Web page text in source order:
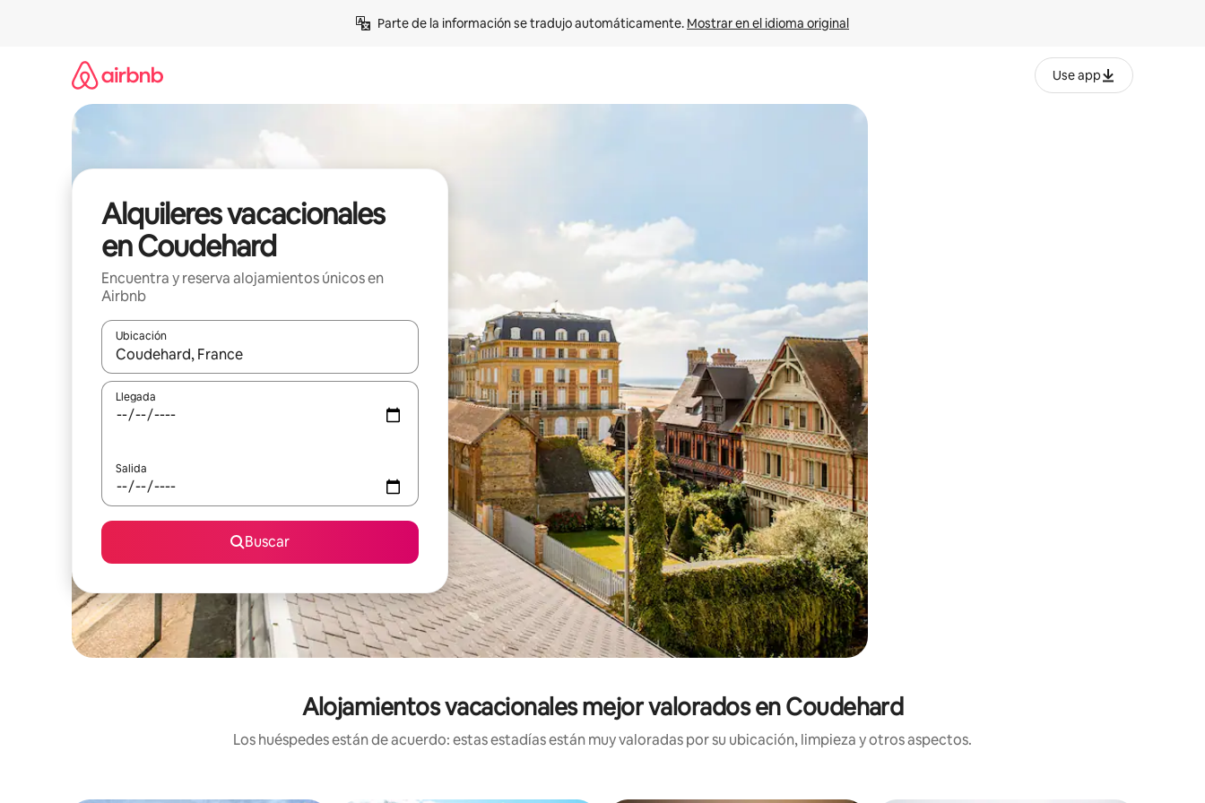
Parte de la información se tradujo automáticamente. Mostrar en el idioma original
Use app
Alquileres vacacionales
en Coudehard
Encuentra y reserva alojamientos únicos en
Airbnb
Ubicación
Cuando los resultados estén disponibles, navega con las teclas de flecha hacia arriba y hacia abajo o explora con el tacto o desliza el dedo.
Llegada
Salida
Buscar
Alojamientos vacacionales mejor valorados en Coudehard
Los huéspedes están de acuerdo: estas estadías están muy valoradas por su ubicación, limpieza y otros aspectos.